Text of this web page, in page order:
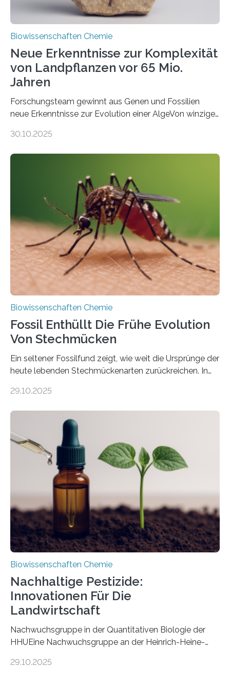
Biowissenschaften Chemie
Neue Erkenntnisse zur Komplexität
von Landpflanzen vor 65 Mio.
Jahren
Forschungsteam gewinnt aus Genen und Fossilien
neue Erkenntnisse zur Evolution einer AlgeVon winzigen
Landpflanzen zählen zu den komplexesten
Grünalgen, die vor Hunderten von Millionen Jahren
lebten. Unter den Vorfahren sticht eine Gruppe heraus,
die noch heute in der Natur vorkommt: die
Süßwasseralge Coleochaetophyceae. Einige Arten
dieser Gruppe bilden aus Zellfäden dichte Geflechte
mit scheibenförmiger Gestalt. Was auffällig ist: Die
nächsten…
30.10.2025
Biowissenschaften Chemie
Fossil Enthüllt Die Frühe Evolution
Von Stechmücken
Ein seltener Fossilfund zeigt, wie weit die Ursprünge der
heute lebenden Stechmückenarten zurückreichen. In
Forschende die bisher älteste bekannte Stechmücken-
Region Kachin in Myanmar und hat sich in
ausgezeichnetem Zustand erhalten. Es konnte als neue
Art einer neuen Gattung beschrieben werden und trägt
nun den Namen Cretosabethes primaevus. Dieser erste
fossile Nachweis einer Stechmückenlarve in Bernstein
stellt gleichzeitig den ersten Fossilfund einer
Mückenlarve aus dem Mesozoikum dar, denn…
29.10.2025
Biowissenschaften Chemie
Nachhaltige Pestizide:
Innovationen Für Die
Landwirtschaft
Nachwuchsgruppe in der Quantitativen Biologie der
HHUEine Nachwuchsgruppe an der Heinrich-Heine-
fünf Jahren erforschen, wie Bakterien auf
29.10.2025